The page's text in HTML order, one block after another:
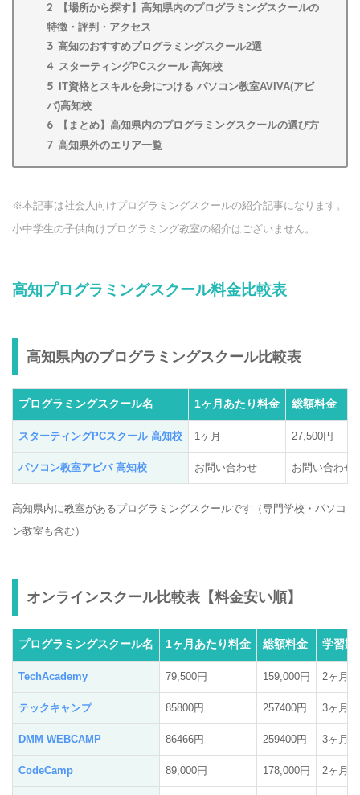
2
【場所から探す】高知県内のプログラミングスクールの
特徴・評判・アクセス
3 高知のおすすめプログラミングスクール2選
4 スターティングPCスクール 高知校
5
IT資格とスキルを身につける パソコン教室AVIVA(アビ
バ)高知校
6 【まとめ】高知県内のプログラミングスクールの選び方
7 高知県外のエリア一覧
※本記事は社会人向けプログラミングスクールの紹介記事になります。
小中学生の子供向けプログラミング教室の紹介はございません。
高知プログラミングスクール料金比較表
高知県内のプログラミングスクール比較表
プログラミングスクール名 1ヶ月あたり料金 総額料金
スターティングPCスクール 高知校 1ヶ月 27,500円
パソコン教室アビバ 高知校 お問い合わせ お問い合わせ
高知県内に教室があるプログラミングスクールです（専門学校・パソコ
ン教室も含む）
オンラインスクール比較表【料金安い順】
プログラミングスクール名 1ヶ月あたり料金 総額料金 学習期
TechAcademy 79,500円 159,000円 2ヶ月
テックキャンプ 85800円 257400円 3ヶ月
DMM WEBCAMP 86466円 259400円 3ヶ月
CodeCamp 89,000円 178,000円 2ヶ月